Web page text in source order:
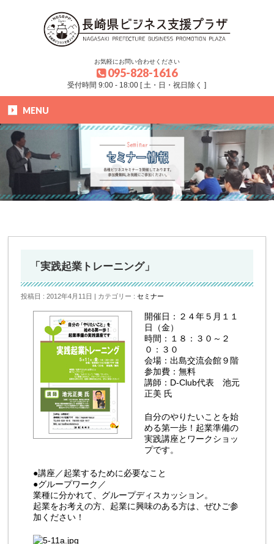
お気軽にお問い合わせください
095-828-1616
受付時間 9:00 - 18:00 [ 土・日・祝日除く ]
MENU
「実践起業トレーニング」
投稿日 : 2012年4月11日 カテゴリー :セミナー
開催日：２４年５月１１
日（金）
時間：１８：３０～２
０：３０
会場：出島交流会館９階
参加費：無料
講師：D-Club代表 池元
正美 氏
自分のやりたいことを始
める第一歩！起業準備の
実践講座とワークショッ
プです。
●講座／起業するために必要なこと
●グループワーク／
業種に分かれて、グループディスカッション。
起業をお考えの方、起業に興味のある方は、ぜひご参
加ください！